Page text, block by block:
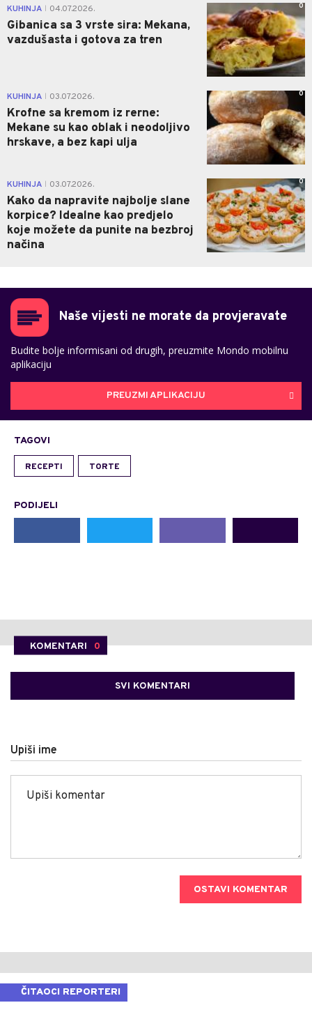
KUHINJA 04.07.2026.
Gibanica sa 3 vrste sira: Mekana,
vazdušasta i gotova za tren
0
KUHINJA 03.07.2026.
Krofne sa kremom iz rerne:
Mekane su kao oblak i neodoljivo
hrskave, a bez kapi ulja
0
KUHINJA 03.07.2026.
Kako da napravite najbolje slane
korpice? Idealne kao predjelo
koje možete da punite na bezbroj
načina
0
Naše vijesti ne morate da provjeravate
Budite bolje informisani od drugih, preuzmite Mondo mobilnu
aplikaciju
PREUZMI APLIKACIJU
TAGOVI
RECEPTI TORTE
PODIJELI
KOMENTARI 0
SVI KOMENTARI
Upiši ime
OSTAVI KOMENTAR
ČITAOCI REPORTERI